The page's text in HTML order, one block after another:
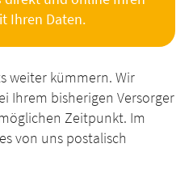
Ihren Daten.
weiter kümmern. Wir
Ihrem bisherigen Versorger
Zeitpunkt. Im
von uns postalisch